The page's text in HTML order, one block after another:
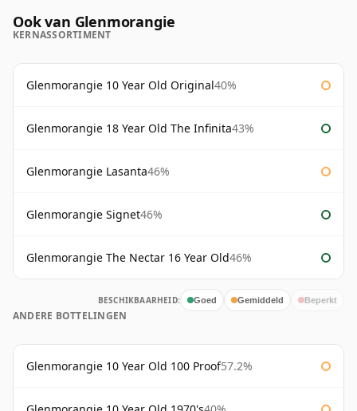
Ook van Glenmorangie
KERNASSORTIMENT
Glenmorangie 10 Year Old Original40%
Glenmorangie 18 Year Old The Infinita43%
Glenmorangie Lasanta46%
Glenmorangie Signet46%
Glenmorangie The Nectar 16 Year Old46%
BESCHIKBAARHEID: Goed Gemiddeld Beperkt
ANDERE BOTTELINGEN
Glenmorangie 10 Year Old 100 Proof57.2%